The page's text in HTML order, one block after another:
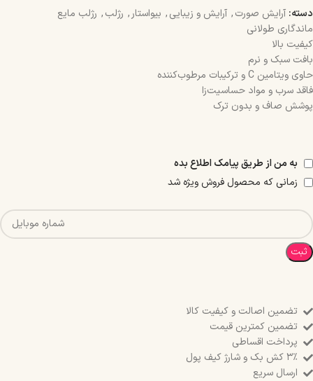
دسته: آرایش صورت, آرایش و زیبایی, بیواستار , رژلب, رژلب مایع
ماندگاری طولانی
کیفیت بالا
بافت سبک و نرم
حاوی ویتامین C و ترکیبات مرطوب‌کننده
فاقد سرب و مواد حساسیت‌زا
پوشش صاف و بدون ترک
به من از طریق پیامک اطلاع بده
زمانی که محصول فروش ویژه شد
ثبت
تضمین اصالت و کیفیت کالا
تضمین کمترین قیمت
پرداخت اقساطی
۳٪ کش بک و شارژ کیف پول
ارسال سریع